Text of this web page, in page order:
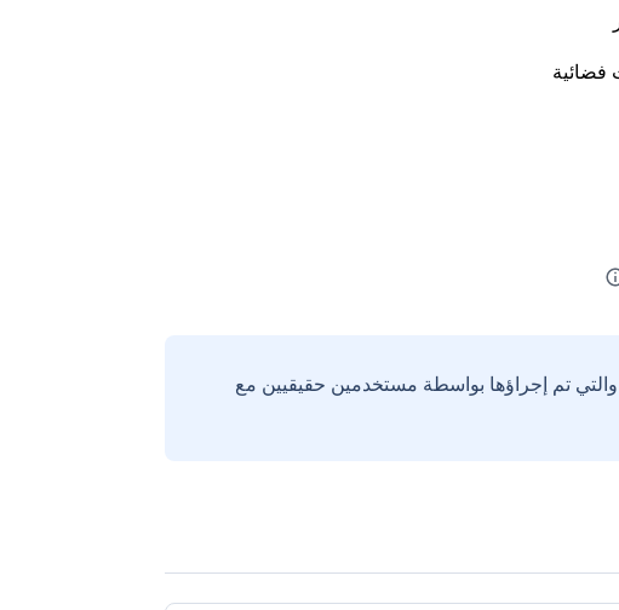
فضائية
تم إجراؤها بواسطة مستخدمين حقيقيين مع